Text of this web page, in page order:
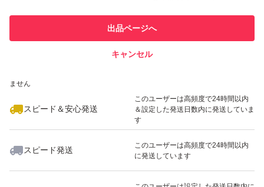
での取引実績があります
ません
スピード＆安心発送
このユーザーは高頻度で24時間以内
＆設定した発送日数内に発送していま
す
スピード発送
このユーザーは高頻度で24時間以内
に発送しています
出品ページへ
キャンセル
いいね！
1,999